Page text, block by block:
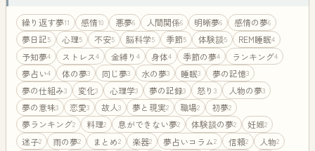
繰り返す夢11 感情10 悪夢6 人間関係6 明晰夢6 感情の夢6
夢日記5 心理5 不安5 脳科学5 季節5 体験談5 REM睡眠4
予知夢4 ストレス4 金縛り 4 身体4 季節の夢4 ランキング4
夢占い4 体の夢3 同じ夢3 水の夢3 睡眠3 夢の記憶3
夢の仕組み3 変化3 心理学3 夢の記録3 怒り3 人物の夢3
夢の意味3 恋愛3 故人3 夢と現実2 職場2 初夢2
夢ランキング2 料理2 息ができない夢2 体験談の夢2 妊娠2
迷子2 雨の夢2 まとめ2 楽器2 夢占いコラム2 信頼2 人物2